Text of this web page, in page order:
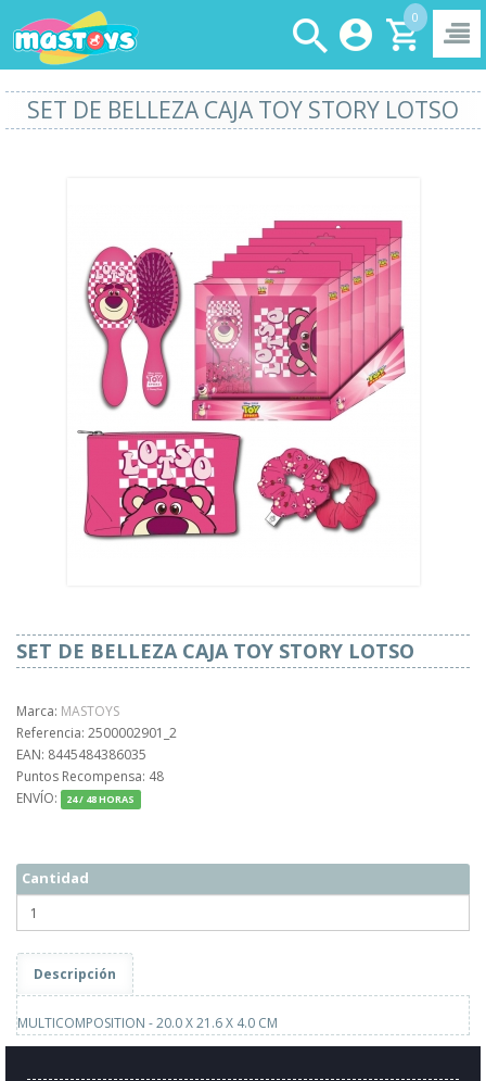
0
SET DE BELLEZA CAJA TOY STORY LOTSO
SET DE BELLEZA CAJA TOY STORY LOTSO
Marca: MASTOYS
Referencia: 2500002901_2
EAN: 8445484386035
Puntos Recompensa: 48
ENVÍO:
24 / 48 HORAS
Cantidad
Descripción
MULTICOMPOSITION - 20.0 X 21.6 X 4.0 CM